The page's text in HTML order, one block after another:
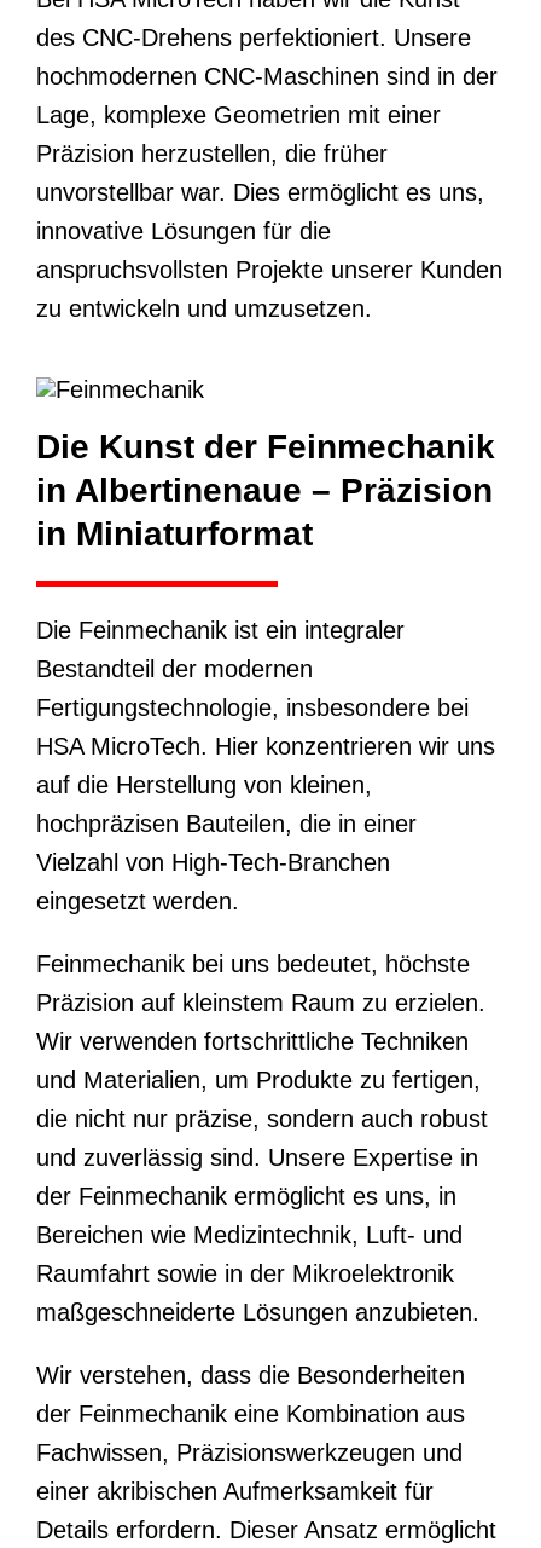
des CNC-Drehens perfektioniert. Unsere
hochmodernen CNC-Maschinen sind in der
Lage, komplexe Geometrien mit einer
Präzision herzustellen, die früher
unvorstellbar war. Dies ermöglicht es uns,
innovative Lösungen für die
anspruchsvollsten Projekte unserer Kunden
zu entwickeln und umzusetzen.
Die Kunst der Feinmechanik
in Albertinenaue – Präzision
in Miniaturformat
Die Feinmechanik ist ein integraler
Bestandteil der modernen
Fertigungstechnologie, insbesondere bei
HSA MicroTech. Hier konzentrieren wir uns
auf die Herstellung von kleinen,
hochpräzisen Bauteilen, die in einer
Vielzahl von High-Tech-Branchen
eingesetzt werden.
Feinmechanik bei uns bedeutet, höchste
Präzision auf kleinstem Raum zu erzielen.
Wir verwenden fortschrittliche Techniken
und Materialien, um Produkte zu fertigen,
die nicht nur präzise, sondern auch robust
und zuverlässig sind. Unsere Expertise in
der Feinmechanik ermöglicht es uns, in
Bereichen wie Medizintechnik, Luft- und
Raumfahrt sowie in der Mikroelektronik
maßgeschneiderte Lösungen anzubieten.
Wir verstehen, dass die Besonderheiten
der Feinmechanik eine Kombination aus
Fachwissen, Präzisionswerkzeugen und
einer akribischen Aufmerksamkeit für
Details erfordern. Dieser Ansatz ermöglicht